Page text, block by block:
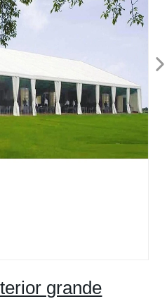
grande